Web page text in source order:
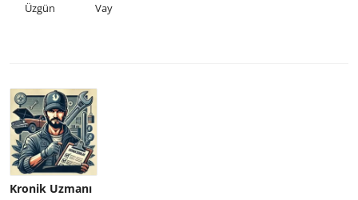
Üzgün Vay
Kronik Uzmanı